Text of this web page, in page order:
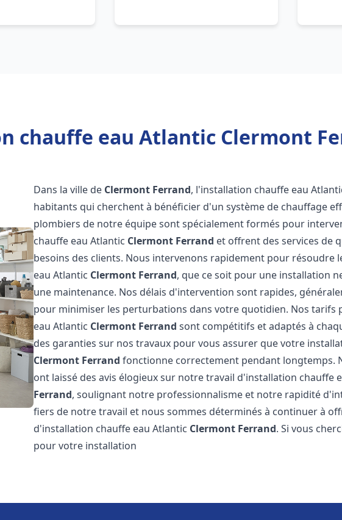
chauffe eau Atlantic Clermont
Dans la ville de Clermont Ferrand, l'installation chauffe eau
habitants qui cherchent à bénéficier d'un système de chauffage
plombiers de notre équipe sont spécialement formés pour
chauffe eau Atlantic Clermont Ferrand et offrent des services de
besoins des clients. Nous intervenons rapidement pour résoudre
eau Atlantic Clermont Ferrand, que ce soit pour une installation
une maintenance. Nos délais d'intervention sont rapides,
pour minimiser les perturbations dans votre quotidien. Nos tarifs
eau Atlantic Clermont Ferrand sont compétitifs et adaptés à
des garanties sur nos travaux pour vous assurer que votre
Clermont Ferrand fonctionne correctement pendant longtemps.
ont laissé des avis élogieux sur notre travail d'installation chauffe
Ferrand, soulignant notre professionnalisme et notre rapidité
fiers de notre travail et nous sommes déterminés à continuer à
d'installation chauffe eau Atlantic Clermont Ferrand. Si vous
pour votre installation